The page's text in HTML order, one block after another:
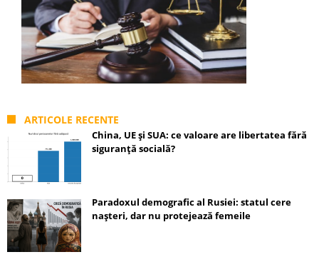
ARTICOLE RECENTE
China, UE și SUA: ce valoare are libertatea fără
siguranță socială?
Paradoxul demografic al Rusiei: statul cere
nașteri, dar nu protejează femeile